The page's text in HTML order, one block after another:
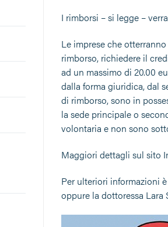
I rimborsi – si legge –
Le imprese che
rimborso, richiedere il
ad un massimo di 20.00
dalla forma giuridica, dal
di rimborso, sono in
la sede principale o
volontaria e non sono
Maggiori dettagli sul sito
Per ulteriori informazioni
oppure la dottoressa Lara